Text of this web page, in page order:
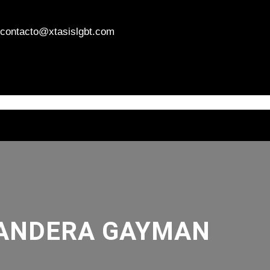
contacto@xtasislgbt.com
GAYMAN